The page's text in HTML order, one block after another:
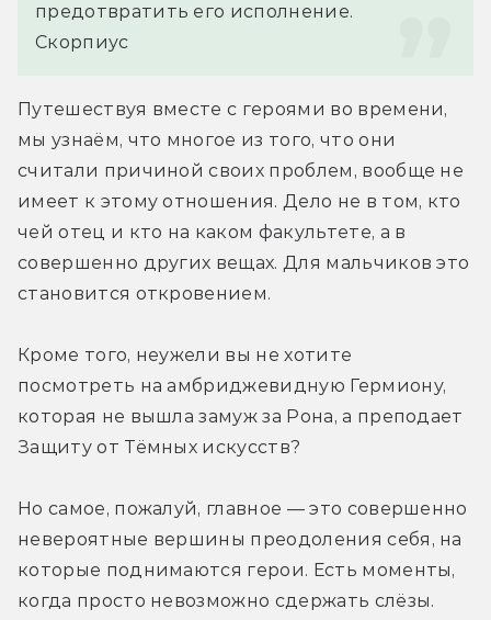
предотвратить его исполнение.
Скорпиус
Путешествуя вместе с героями во времени,
мы узнаём, что многое из того, что они
считали причиной своих проблем, вообще не
имеет к этому отношения. Дело не в том, кто
чей отец и кто на каком факультете, а в
совершенно других вещах. Для мальчиков это
становится откровением.
Кроме того, неужели вы не хотите
посмотреть на амбриджевидную Гермиону,
которая не вышла замуж за Рона, а преподает
Защиту от Тёмных искусств?
Но самое, пожалуй, главное — это совершенно
невероятные вершины преодоления себя, на
которые поднимаются герои. Есть моменты,
когда просто невозможно сдержать слёзы.